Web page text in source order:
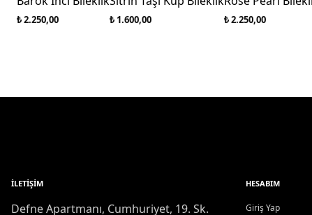
₺ 2.250,00 ₺ 1.600,00 ₺ 2.250,00
İLETIŞIM
Defne Apartmanı, Cumhuriyet, 19. Sk.
HESABIM
Giriş Yap